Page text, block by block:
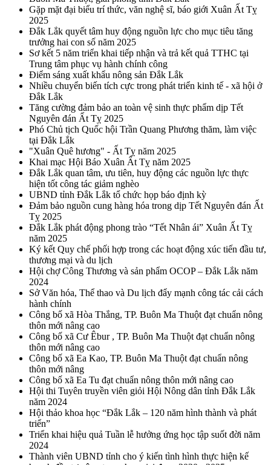
Gặp mặt đại biểu trí thức, văn nghệ sĩ, báo giới Xuân Ất Tỵ
2025
Đắk Lắk quyết tâm huy động nguồn lực cho mục tiêu tăng
trưởng hai con số năm 2025
Sơ kết 5 năm triển khai tiếp nhận và trả kết quả TTHC tại
Trung tâm phục vụ hành chính công
Điểm sáng xuất khẩu nông sản Đắk Lắk
Nhiều chuyển biến tích cực trong phát triển kinh tế - xã hội ở
Đắk Lắk
Tăng cường đảm bảo an toàn vệ sinh thực phẩm dịp Tết
Nguyên đán Ất Tỵ 2025
Phó Chủ tịch Quốc hội Trần Quang Phương thăm, làm việc
tại Đắk Lắk
"Xuân Quê hương" - Ất Tỵ năm 2025
Khai mạc Hội Báo Xuân Ất Tỵ năm 2025
Đắk Lắk quan tâm, ưu tiên, huy động các nguồn lực thực
hiện tốt công tác giảm nghèo
UBND tỉnh Đắk Lắk tổ chức họp báo định kỳ
Đảm bảo nguồn cung hàng hóa trong dịp Tết Nguyên đán Ất
Tỵ 2025
Đắk Lắk phát động phong trào “Tết Nhân ái” Xuân Ất Tỵ
năm 2025
Ký kết Quy chế phối hợp trong các hoạt động xúc tiến đầu tư,
thương mại và du lịch
Hội chợ Công Thương và sản phẩm OCOP – Đắk Lắk năm
2024
Sở Văn hóa, Thể thao và Du lịch đẩy mạnh công tác cải cách
hành chính
Công bố xã Hòa Thắng, TP. Buôn Ma Thuột đạt chuẩn nông
thôn mới nâng cao
Công bố xã Cư Êbur , TP. Buôn Ma Thuột đạt chuẩn nông
thôn mới nâng cao
Công bố xã Ea Kao, TP. Buôn Ma Thuột đạt chuẩn nông
thôn mới nâng
Công bố xã Ea Tu đạt chuẩn nông thôn mới nâng cao
Hội thi Tuyên truyền viên giỏi Hội Nông dân tỉnh Đắk Lắk
năm 2024
Hội thảo khoa học “Đắk Lắk – 120 năm hình thành và phát
triển”
Triển khai hiệu quả Tuần lễ hưởng ứng học tập suốt đời năm
2024
Thành viên UBND tỉnh cho ý kiến tình hình thực hiện kế